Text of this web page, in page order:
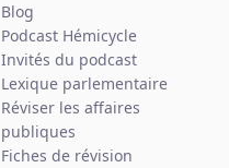
Blog
Podcast Hémicycle
Invités du podcast
Lexique parlementaire
Réviser les affaires
publiques
Fiches de révision